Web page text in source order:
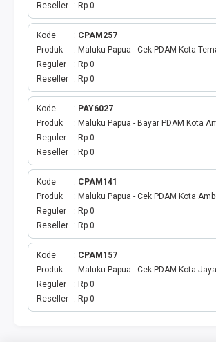
Reseller
Rp 0
Kode
CPAM257
Produk
Maluku Papua - Cek PDAM Kota
Reguler
Rp 0
Reseller
Rp 0
Kode
PAY6027
Produk
Maluku Papua - Bayar PDAM Kota
Reguler
Rp 0
Reseller
Rp 0
Kode
CPAM141
Produk
Maluku Papua - Cek PDAM Kota
Reguler
Rp 0
Reseller
Rp 0
Kode
CPAM157
Produk
Maluku Papua - Cek PDAM Kota
Reguler
Rp 0
Reseller
Rp 0